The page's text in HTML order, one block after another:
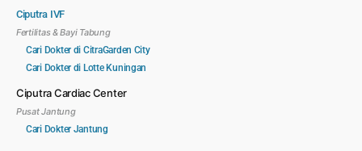
Ciputra IVF
Fertilitas & Bayi Tabung
Cari Dokter di CitraGarden City
Cari Dokter di Lotte Kuningan
Ciputra Cardiac Center
Pusat Jantung
Cari Dokter Jantung